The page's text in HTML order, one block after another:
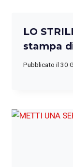
LO
stampa
Pubblicato il 30